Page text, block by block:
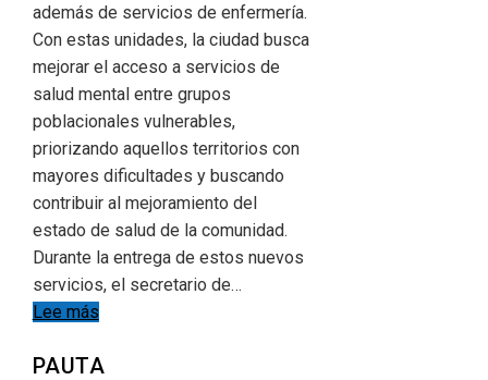
además de servicios de enfermería.
Con estas unidades, la ciudad busca
mejorar el acceso a servicios de
salud mental entre grupos
poblacionales vulnerables,
priorizando aquellos territorios con
mayores dificultades y buscando
contribuir al mejoramiento del
estado de salud de la comunidad.
Durante la entrega de estos nuevos
servicios, el secretario de…
Lee más
PAUTA